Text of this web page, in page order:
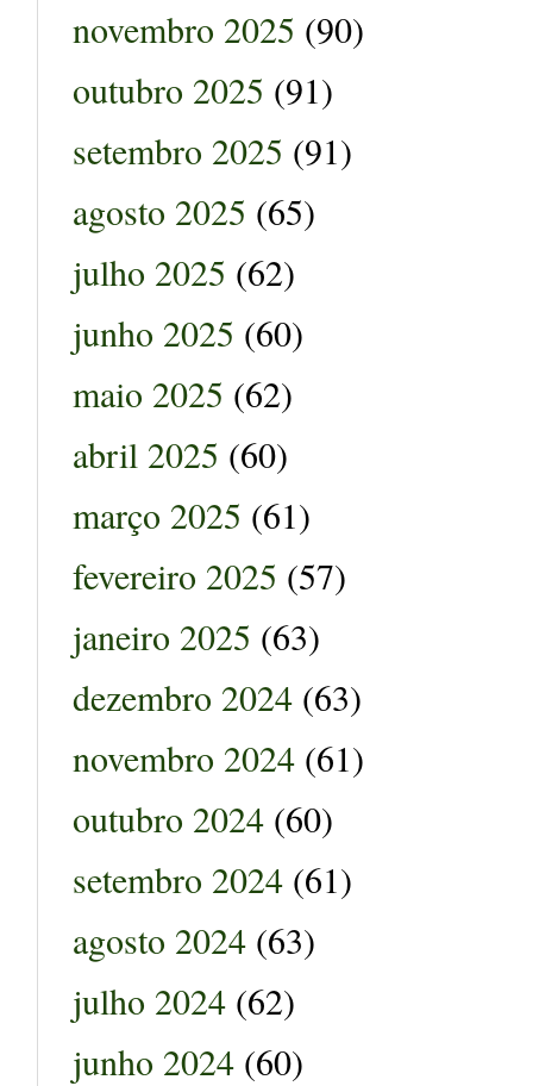
novembro 2025 (90)
outubro 2025 (91)
setembro 2025 (91)
agosto 2025 (65)
julho 2025 (62)
junho 2025 (60)
maio 2025 (62)
abril 2025 (60)
março 2025 (61)
fevereiro 2025 (57)
janeiro 2025 (63)
dezembro 2024 (63)
novembro 2024 (61)
outubro 2024 (60)
setembro 2024 (61)
agosto 2024 (63)
julho 2024 (62)
junho 2024 (60)